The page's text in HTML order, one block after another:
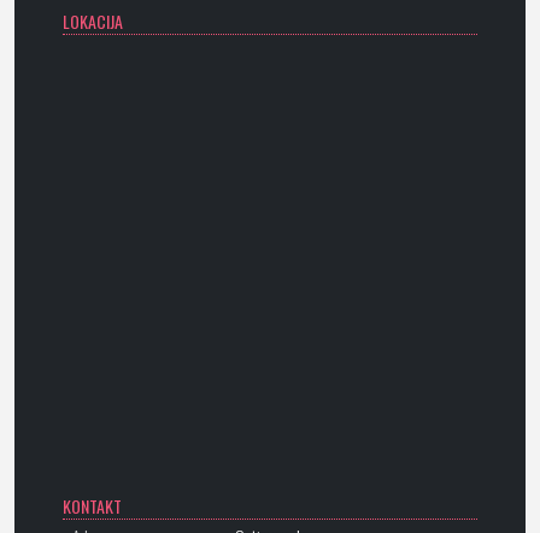
LOKACIJA
KONTAKT